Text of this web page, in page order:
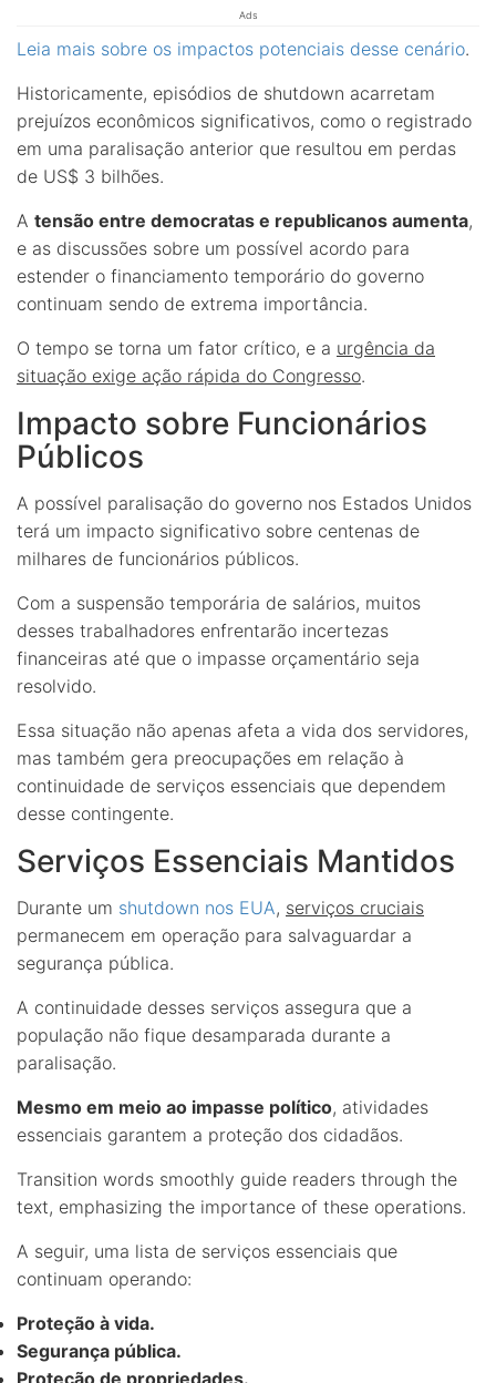
Ads
Leia mais sobre os impactos potenciais desse cenário.
Historicamente, episódios de shutdown acarretam
prejuízos econômicos significativos, como o registrado
em uma paralisação anterior que resultou em perdas
de US$ 3 bilhões.
A tensão entre democratas e republicanos aumenta,
e as discussões sobre um possível acordo para
estender o financiamento temporário do governo
continuam sendo de extrema importância.
O tempo se torna um fator crítico, e a urgência da
situação exige ação rápida do Congresso.
Impacto sobre Funcionários
Públicos
A possível paralisação do governo nos Estados Unidos
terá um impacto significativo sobre centenas de
milhares de funcionários públicos.
Com a suspensão temporária de salários, muitos
desses trabalhadores enfrentarão incertezas
financeiras até que o impasse orçamentário seja
resolvido.
Essa situação não apenas afeta a vida dos servidores,
mas também gera preocupações em relação à
continuidade de serviços essenciais que dependem
desse contingente.
Serviços Essenciais Mantidos
Durante um shutdown nos EUA, serviços cruciais
permanecem em operação para salvaguardar a
segurança pública.
A continuidade desses serviços assegura que a
população não fique desamparada durante a
paralisação.
Mesmo em meio ao impasse político, atividades
essenciais garantem a proteção dos cidadãos.
Transition words smoothly guide readers through the
text, emphasizing the importance of these operations.
A seguir, uma lista de serviços essenciais que
continuam operando:
Proteção à vida.
Segurança pública.
Proteção de propriedades.